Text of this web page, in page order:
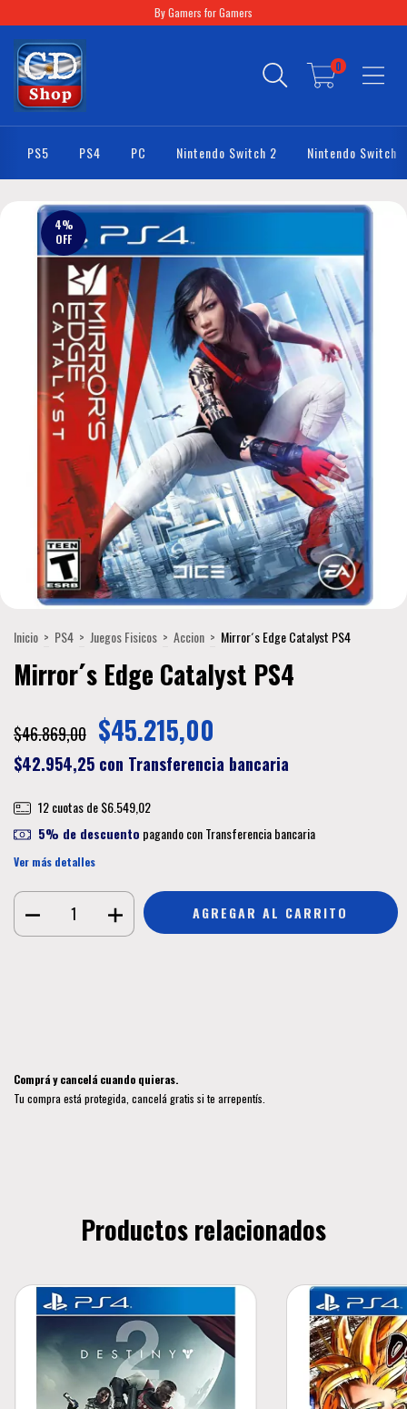
By Gamers for Gamers
0
PS5 PS4 PC Nintendo Switch 2 Nintendo Switch
4%
OFF
Inicio > PS4 > Juegos Fisicos > Accion > Mirror´s Edge Catalyst PS4
Mirror´s Edge Catalyst PS4
$46.869,00 $45.215,00
$42.954,25 con Transferencia bancaria
12 cuotas de$6.549,02
5% de descuento pagando con Transferencia bancaria
Ver más detalles
Comprá y cancelá cuando quieras.
Tu compra está protegida, cancelá gratis si te arrepentís.
Productos relacionados